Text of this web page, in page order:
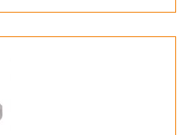
Itálie
filtr ASPEED
...